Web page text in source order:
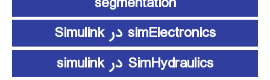
simElectronics در Simulink
SimHydraulics در simulink